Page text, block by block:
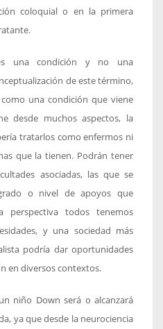
coloquial o en la primera
una condición y no una
de este término,
una condición que viene
desde muchos aspectos, la
tratarlos como enfermos ni
que la tienen. Podrán tener
asociadas, las que se
o nivel de apoyos que
perspectiva todos tenemos
y una sociedad más
podría dar oportunidades
en diversos contextos.
niño Down será o alcanzará
ya que desde la neurociencia